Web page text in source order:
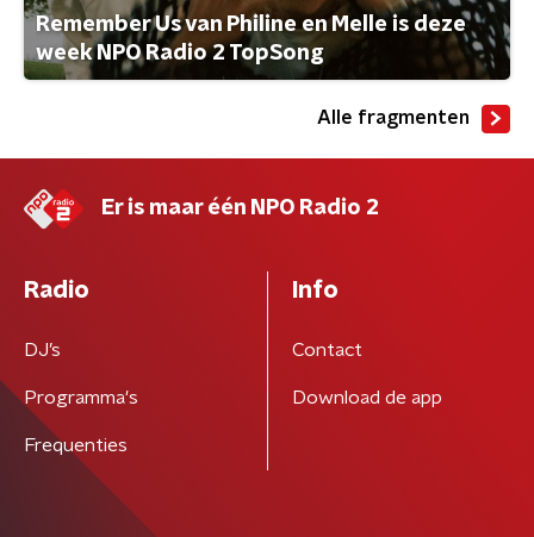
Remember Us van Philine en Melle is deze
week NPO Radio 2 TopSong
Alle fragmenten
Er is maar één NPO Radio 2
Radio
DJ’s
Programma's
Frequenties
Info
Contact
Download de app